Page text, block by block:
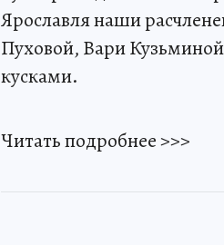
Ярославля наши
Пуховой, Вари
кусками.
Читать подробнее >>>